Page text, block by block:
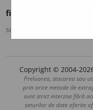
fierb
sursa:
Copyright © 2004-
Preluarea, stocarea sau
prin orice metode de
sunt strict interzise fără
seturilor de date oferite